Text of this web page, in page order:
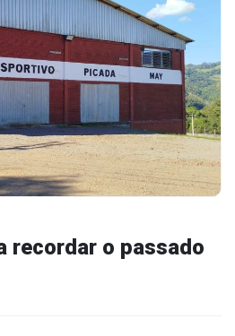
recordar o passado